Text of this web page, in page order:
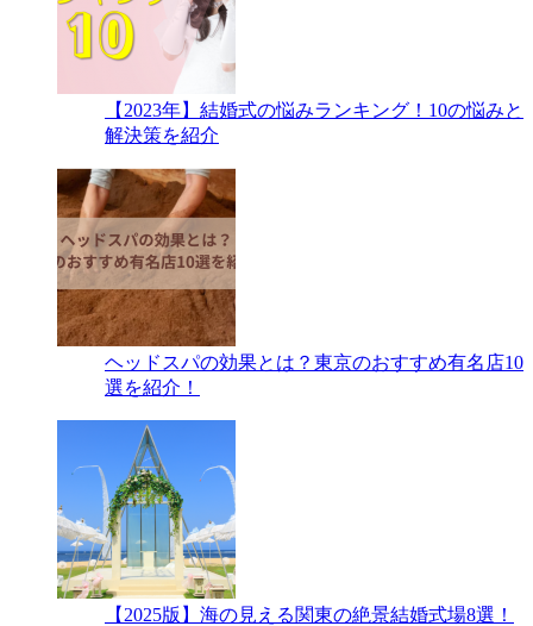
【2023年】結婚式の悩みランキング！10の悩みと
解決策を紹介
ヘッドスパの効果とは？東京のおすすめ有名店10
選を紹介！
【2025版】海の見える関東の絶景結婚式場8選！